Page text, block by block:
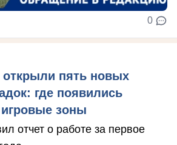
0
пять новых
где появились
зоны
отчет о работе за первое